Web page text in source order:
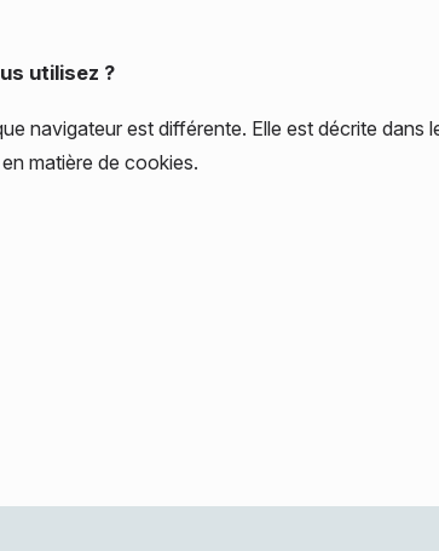
utilisez ?
navigateur est différente. Elle est décrite dans
matière de cookies.